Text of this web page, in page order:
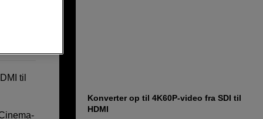
til
Konverter op til 4K60P-video fra SDI til
HDMI